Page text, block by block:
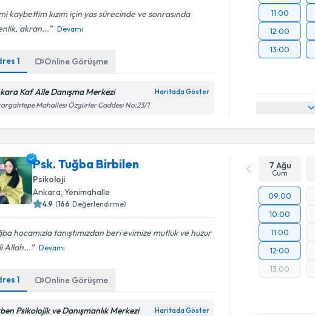
kaybettim kızım için yas sürecinde ve sonrasında
akran...
Devamı
1 Online Görüşme
Kaf Aile Danışma Merkezi Haritada Göster
Mahallesi Özgürler Caddesi No:23/1
11:00
12:00
13:00
Psk. Tuğba Birbilen
Psikoloji
Ankara, Yenimahalle
4.9 (166 Değerlendirme)
hocamızla tanıştımızdan beri evimize mutluk ve huzur
Allah...
Devamı
1 Online Görüşme
Psikolojik ve Danışmanlık Merkezi Haritada Göster
7 Ağu
Cum
09:00
10:00
11:00
12:00
13:00